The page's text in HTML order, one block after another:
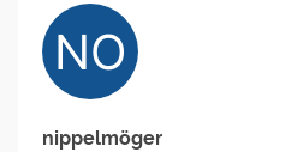
nippelmöger